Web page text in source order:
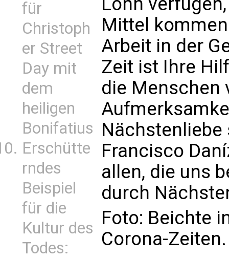
für
Christoph
er Street
Day mit
dem
heiligen
Bonifatius
Erschütte
rndes
Beispiel
für die
Kultur des
Todes:
Mittel
Arbeit in der
Zeit ist Ihre
die Menschen
Nächstenliebe
Francisco
allen, die uns
durch
Foto: Beichte
Corona-